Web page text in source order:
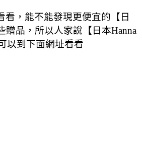
看，能不能發現更便宜的【日
贈品，所以人家說【日本Hanna
以到下面網址看看